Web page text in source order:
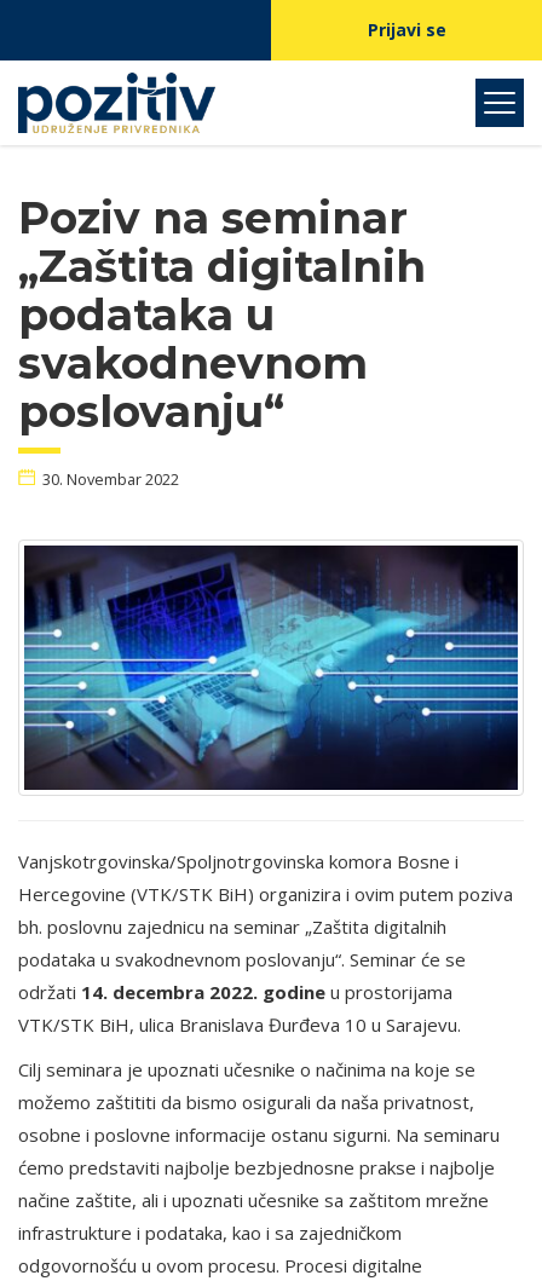
Prijavi se
Poziv na seminar
„Zaštita digitalnih
podataka u
svakodnevnom
poslovanju“
30. Novembar 2022
Vanjskotrgovinska/Spoljnotrgovinska komora Bosne i
Hercegovine (VTK/STK BiH) organizira i ovim putem poziva
bh. poslovnu zajednicu na seminar „Zaštita digitalnih
podataka u svakodnevnom poslovanju“. Seminar će se
održati 14. decembra 2022. godine u prostorijama
VTK/STK BiH, ulica Branislava Đurđeva 10 u Sarajevu.
Cilj seminara je upoznati učesnike o načinima na koje se
možemo zaštititi da bismo osigurali da naša privatnost,
osobne i poslovne informacije ostanu sigurni. Na seminaru
ćemo predstaviti najbolje bezbjednosne prakse i najbolje
načine zaštite, ali i upoznati učesnike sa zaštitom mrežne
infrastrukture i podataka, kao i sa zajedničkom
odgovornošću u ovom procesu. Procesi digitalne